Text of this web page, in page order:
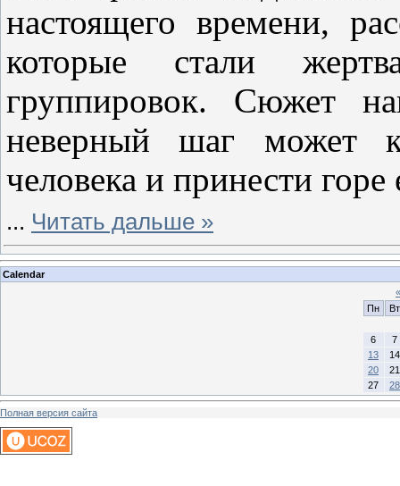
настоящего времени,
которые стали
группировок. Сюжет
неверный шаг может
человека и принести горе
... Читать дальше »
Calendar
«
Пн
Вт
6
7
13
14
20
21
27
28
Полная версия сайта